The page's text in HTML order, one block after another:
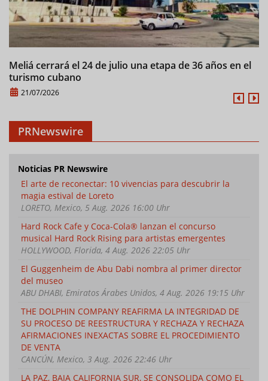
Meliá cerrará el 24 de julio una etapa de 36 años en el
turismo cubano
21/07/2026
PRNewswire
Noticias PR Newswire
El arte de reconectar: 10 vivencias para descubrir la
magia estival de Loreto
LORETO, Mexico, 5 Aug. 2026 16:00 Uhr
Hard Rock Cafe y Coca-Cola® lanzan el concurso
musical Hard Rock Rising para artistas emergentes
HOLLYWOOD, Florida, 4 Aug. 2026 22:05 Uhr
El Guggenheim de Abu Dabi nombra al primer director
del museo
ABU DHABI, Emiratos Árabes Unidos, 4 Aug. 2026 19:15 Uhr
THE DOLPHIN COMPANY REAFIRMA LA INTEGRIDAD DE
SU PROCESO DE REESTRUCTURA Y RECHAZA Y RECHAZA
AFIRMACIONES INEXACTAS SOBRE EL PROCEDIMIENTO
DE VENTA
CANCÚN, Mexico, 3 Aug. 2026 22:46 Uhr
LA PAZ, BAJA CALIFORNIA SUR, SE CONSOLIDA COMO EL